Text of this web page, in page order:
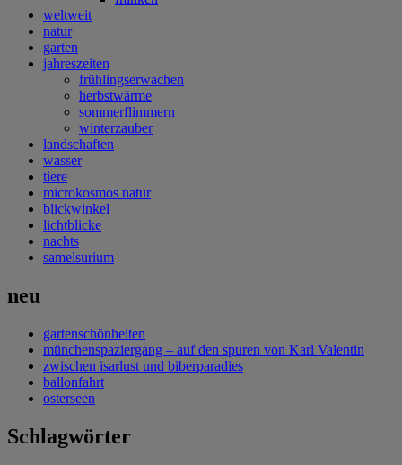
weltweit
natur
garten
jahreszeiten
frühlingserwachen
herbstwärme
sommerflimmern
winterzauber
landschaften
wasser
tiere
microkosmos natur
blickwinkel
lichtblicke
nachts
samelsurium
neu
gartenschönheiten
münchenspaziergang – auf den spuren von Karl Valentin
zwischen isarlust und biberparadies
ballonfahrt
osterseen
Schlagwörter